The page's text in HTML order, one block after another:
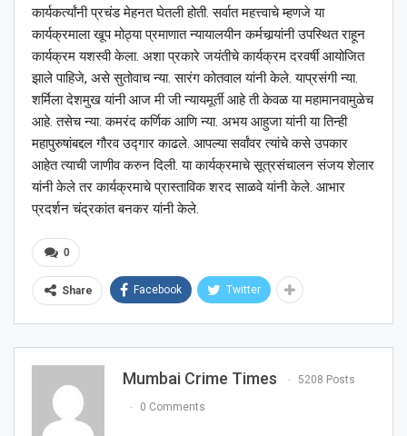
कार्यकर्त्यांनी प्रचंड मेहनत घेतली होती. सर्वात महत्त्वाचे म्हणजे या
कार्यक्रमाला खूप मोठ्या प्रमाणात न्यायालयीन कर्मचार्‍यांनी उपस्थित राहून
कार्यक्रम यशस्वी केला. अशा प्रकारे जयंतीचे कार्यक्रम दरवर्षी आयोजित
झाले पाहिजे, असे सुतोवाच न्या. सारंग कोतवाल यांनी केले. याप्रसंगी न्या.
शर्मिला देशमुख यांनी आज मी जी न्यायमूर्ती आहे ती केवळ या महामानवामुळेच
आहे. तसेच न्या. कमरंद कर्णिक आणि न्या. अभय आहुजा यांनी या तिन्ही
महापुरुषांबद्दल गौरव उद्गार काढले. आपल्या सर्वांवर त्यांचे कसे उपकार
आहेत त्याची जाणीव करुन दिली. या कार्यक्रमाचे सूत्रसंचालन संजय शेलार
यांनी केले तर कार्यक्रमाचे प्रास्ताविक शरद साळवे यांनी केले. आभार
प्रदर्शन चंद्रकांत बनकर यांनी केले.
0
Share Facebook Twitter
Mumbai Crime Times 5208 Posts
0 Comments